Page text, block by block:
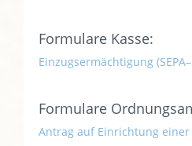
Formulare Kasse:
Einzugsermächtigung
Formulare
Antrag auf Einrichtung einer